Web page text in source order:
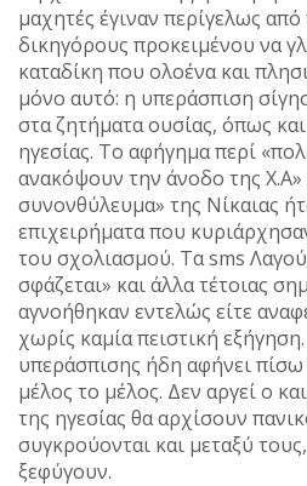
μαχητές έγιναν περίγελως
δικηγόρους προκειμένου να
καταδίκη που ολοένα και
μόνο αυτό: η υπεράσπιση
στα ζητήματα ουσίας, όπως
ηγεσίας. Το αφήγημα περί
ανακόψουν την άνοδο της Χ.Α»
συνονθύλευμα» της Νίκαιας
επιχειρήματα που
του σχολιασμού. Τα sms Λαγού,
σφάζεται» και άλλα τέτοιας
αγνοήθηκαν εντελώς είτε
χωρίς καμία πειστική
υπεράσπισης ήδη αφήνει πίσω
μέλος το μέλος. Δεν αργεί ο
της ηγεσίας θα αρχίσουν
συγκρούονται και μεταξύ
ξεφύγουν.